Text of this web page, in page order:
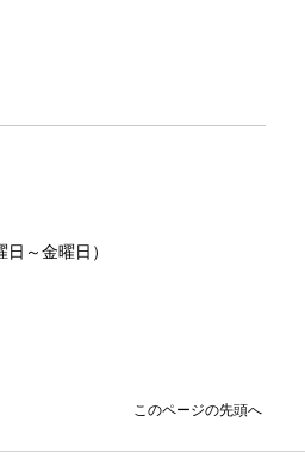
～金曜日）
このページの先頭へ